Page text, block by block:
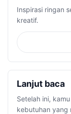
Inspirasi ringan
kreatif.
Lanjut baca
Setelah ini,
kebutuhan yang